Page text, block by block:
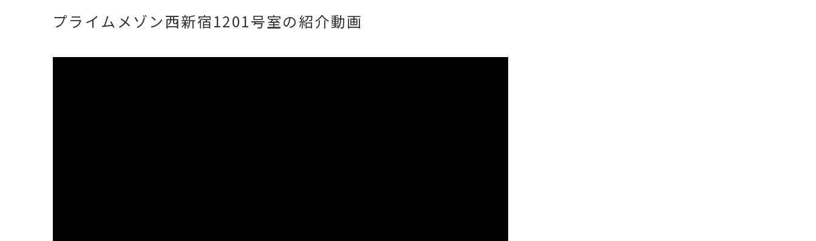
プライムメゾン西新宿1201号室の紹介動画